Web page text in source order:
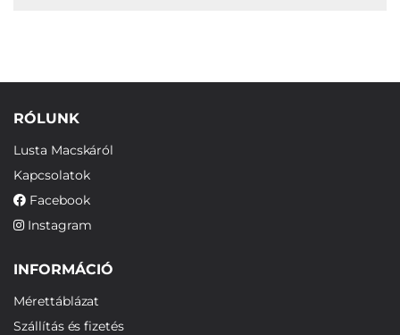
RÓLUNK
Lusta Macskáról
Kapcsolatok
Facebook
Instagram
INFORMÁCIÓ
Mérettáblázat
Szállítás és fizetés